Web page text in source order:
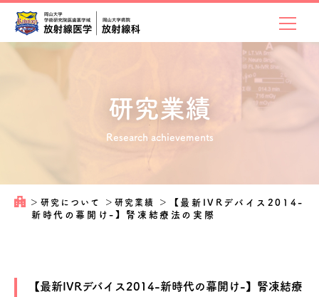
研究業績
Research achievements
＞ 研究について ＞研究業績 ＞
【最新IVRデバイス2014-
新時代の幕開け-】腎凍結療法の実際
【最新IVRデバイス2014-新時代の幕開け-】腎凍結療